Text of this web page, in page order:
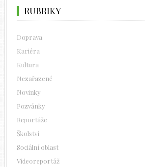
RUBRIKY
Doprava
Kariéra
Kultura
Nezařazené
Novinky
Pozvánky
Reportáže
Školství
Sociální oblast
Videoreportáž